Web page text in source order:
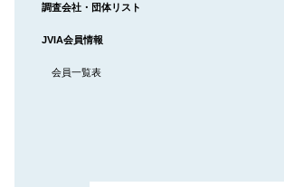
調査会社・団体リスト
JVIA会員情報
会員一覧表